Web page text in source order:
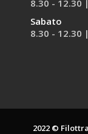
8.30 - 12.30
Sabato
8.30 - 12.30
2022 ©